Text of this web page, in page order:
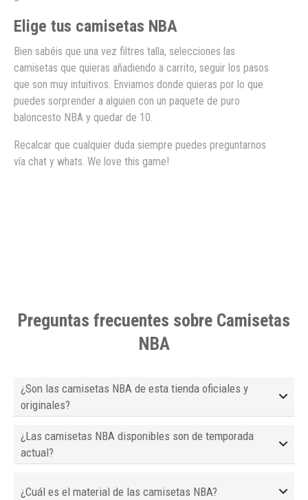
Elige tus camisetas NBA
Bien sabéis que una vez filtres talla, selecciones las
camisetas que quieras añadiendo a carrito, seguir los pasos
que son muy intuitivos. Enviamos donde quieras por lo que
puedes sorprender a alguien con un paquete de puro
baloncesto NBA y quedar de 10.
Recalcar que cualquier duda siempre puedes preguntarnos
vía chat y whats. We love this game!
Preguntas frecuentes sobre Camisetas
NBA
¿Son las camisetas NBA de esta tienda oficiales y
originales?
¿Las camisetas NBA disponibles son de temporada
actual?
¿Cuál es el material de las camisetas NBA?